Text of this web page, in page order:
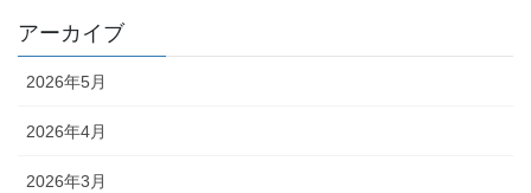
アーカイブ
2026年5月
2026年4月
2026年3月